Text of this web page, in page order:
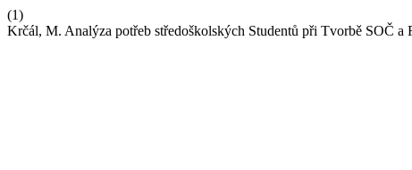
(1)
Krčál, M. Analýza potřeb středoškolských Studentů při Tvorbě SOČ a